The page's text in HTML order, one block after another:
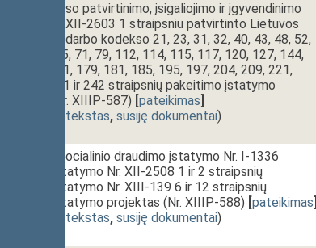
Darbo kodekso patvirtinimo, įsigaliojimo ir įgyvendinimo
įstatymo Nr. XII-2603 1 straipsniu patvirtinto Lietuvos
Respublikos darbo kodekso 21, 23, 31, 32, 40, 43, 48, 52,
53, 57, 63, 65, 71, 79, 112, 114, 115, 117, 120, 127, 144,
147, 169, 171, 179, 181, 185, 195, 197, 204, 209, 221,
237, 240, 241 ir 242 straipsnių pakeitimo įstatymo
projektas (Nr. XIIIP-587) [pateikimas]
dokumento tekstas, susiję dokumentai)
Valstybinio socialinio draudimo įstatymo Nr. I-1336
pakeitimo įstatymo Nr. XII-2508 1 ir 2 straipsnių
pakeitimo įstatymo Nr. XIII-139 6 ir 12 straipsnių
pakeitimo įstatymo projektas (Nr. XIIIP-588) [pateikimas]
dokumento tekstas, susiję dokumentai)